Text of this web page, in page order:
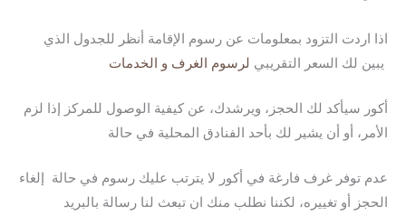
اذا اردت التزود بمعلومات عن رسوم الإقامة أنظر للجدول الذي
يبين لك السعر التقريبي لرسوم الغرف و الخدمات
أكور سيأكد لك الحجز، ويرشدك، عن كيفية الوصول للمركز إذا لزم
الأمر، أو أن يشير لك بأحد الفنادق المحلية في حالة
عدم توفر غرف فارغة في أكور لا يترتب عليك رسوم في حالة إلغاء
الحجز أو تغييره، لكننا نطلب منك ان تبعث لنا رسالة بالبريد